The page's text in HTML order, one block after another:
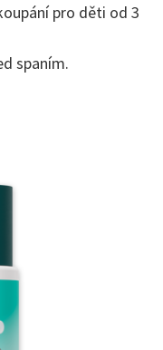
pro děti od 3
spaním.